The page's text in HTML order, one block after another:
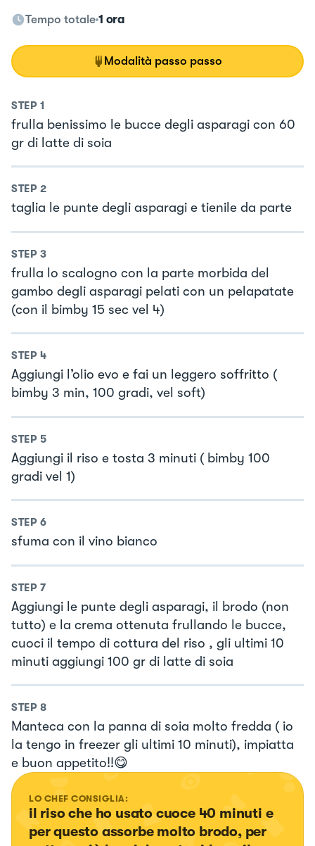
Tempo totale 1 ora
Modalità passo passo
STEP 1
frulla benissimo le bucce degli asparagi con 60
gr di latte di soia
STEP 2
taglia le punte degli asparagi e tienile da parte
STEP 3
frulla lo scalogno con la parte morbida del
gambo degli asparagi pelati con un pelapatate
(con il bimby 15 sec vel 4)
STEP 4
Aggiungi l’olio evo e fai un leggero soffritto (
bimby 3 min, 100 gradi, vel soft)
STEP 5
Aggiungi il riso e tosta 3 minuti ( bimby 100
gradi vel 1)
STEP 6
sfuma con il vino bianco
STEP 7
Aggiungi le punte degli asparagi, il brodo (non
tutto) e la crema ottenuta frullando le bucce,
cuoci il tempo di cottura del riso , gli ultimi 10
minuti aggiungi 100 gr di latte di soia
STEP 8
Manteca con la panna di soia molto fredda ( io
la tengo in freezer gli ultimi 10 minuti), impiatta
e buon appetito!!😋
LO CHEF CONSIGLIA:
il riso che ho usato cuoce 40 minuti e
per questo assorbe molto brodo, per